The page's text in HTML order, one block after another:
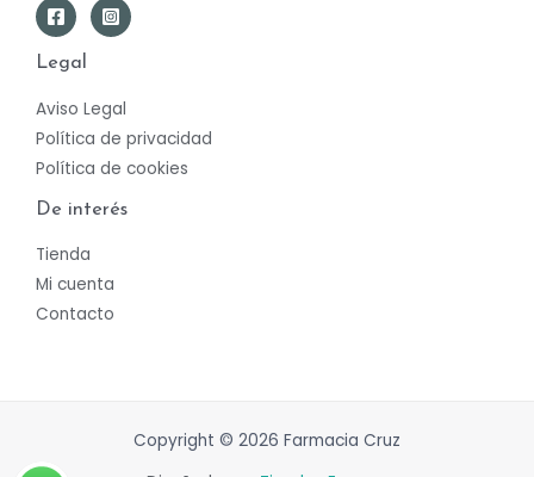
Legal
Aviso Legal
Política de privacidad
Política de cookies
De interés
Tienda
Mi cuenta
Contacto
Copyright © 2026 Farmacia Cruz